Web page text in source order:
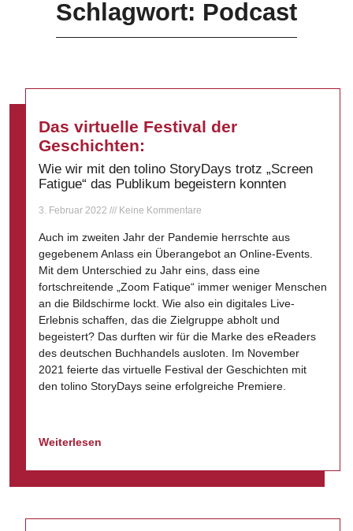
Schlagwort: Podcast
Das virtuelle Festival der
Geschichten:
Wie wir mit den tolino StoryDays trotz „Screen
Fatigue“ das Publikum begeistern konnten
3. Februar 2022 Keine Kommentare
Auch im zweiten Jahr der Pandemie herrschte aus
gegebenem Anlass ein Überangebot an Online-Events.
Mit dem Unterschied zu Jahr eins, dass eine
fortschreitende „Zoom Fatique“ immer weniger Menschen
an die Bildschirme lockt. Wie also ein digitales Live-
Erlebnis schaffen, das die Zielgruppe abholt und
begeistert? Das durften wir für die Marke des eReaders
des deutschen Buchhandels ausloten. Im November
2021 feierte das virtuelle Festival der Geschichten mit
den tolino StoryDays seine erfolgreiche Premiere.
Weiterlesen